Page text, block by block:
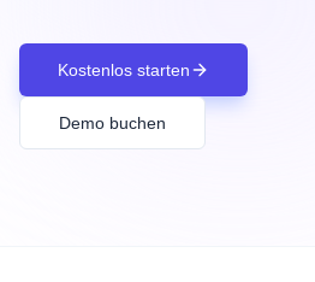
Kostenlos starten
Demo buchen